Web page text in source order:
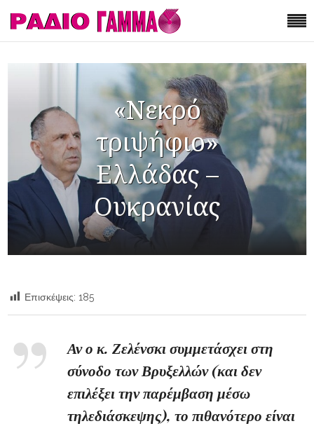
«Νεκρό
τριψήφιο»
Ελλάδας –
Ουκρανίας
Επισκέψεις: 185
Αν ο κ. Ζελένσκι συμμετάσχει στη
σύνοδο των Βρυξελλών (και δεν
επιλέξει την παρέμβαση μέσω
τηλεδιάσκεψης), το πιθανότερο είναι